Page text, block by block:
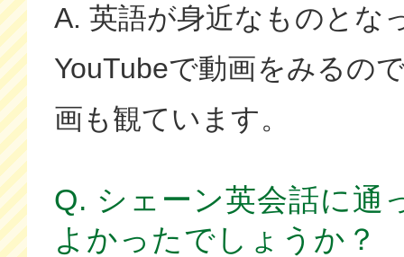
A. 英語が身近なものとな
YouTubeで動画をみるの
画も観ています。
Q. シェーン英会話に通
よかったでしょうか？